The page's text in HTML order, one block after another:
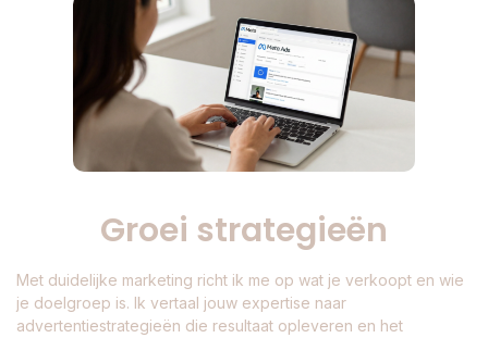
Groei strategieën
Met duidelijke marketing richt ik me op wat je verkoopt en wie
je doelgroep is. Ik vertaal jouw expertise naar
advertentiestrategieën die resultaat opleveren en het